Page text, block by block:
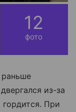
12
фото
раньше
из-за
При